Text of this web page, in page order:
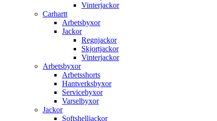
Vinterjackor
Carhartt
Arbetsbyxor
Jackor
Regnjackor
Skjortjackor
Vinterjackor
Arbetsbyxor
Arbetsshorts
Hantverksbyxor
Servicebyxor
Varselbyxor
Jackor
Softshelljackor